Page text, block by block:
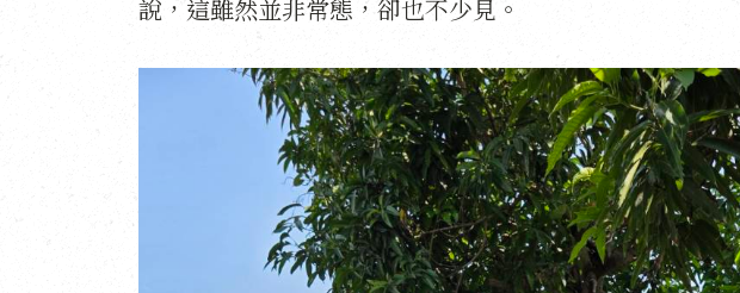
說，這雖然並非常態，卻也不少見。